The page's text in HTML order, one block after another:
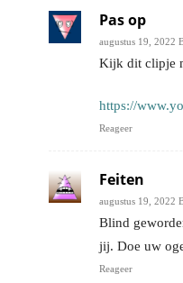
Pas op
augustus 19, 2022
Kijk dit clipje
https://
Reageer
Feiten
augustus 19, 2022
Blind
jij. Doe uw
Reageer